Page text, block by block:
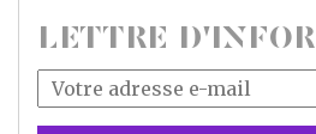
LETTRE
Votre
adresse
mail